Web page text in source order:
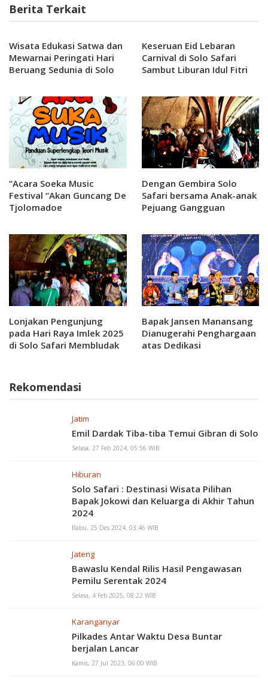
Berita Terkait
Wisata Edukasi Satwa dan
Mewarnai Peringati Hari
Beruang Sedunia di Solo
Keseruan Eid Lebaran
Carnival di Solo Safari
Sambut Liburan Idul Fitri
“Acara Soeka Music
Festival “Akan Guncang De
Tjolomadoe
Dengan Gembira Solo
Safari bersama Anak-anak
Pejuang Gangguan
Lonjakan Pengunjung
pada Hari Raya Imlek 2025
di Solo Safari Membludak
Bapak Jansen Manansang
Dianugerahi Penghargaan
atas Dedikasi
Rekomendasi
Jatim
Emil Dardak Tiba-tiba Temui Gibran di Solo
Selasa, 27 Feb 2024, 05:56 WIB
Hiburan
Solo Safari : Destinasi Wisata Pilihan
Bapak Jokowi dan Keluarga di Akhir Tahun
2024
Rabu, 25 Des 2024, 03:46 WIB
Jateng
Bawaslu Kendal Rilis Hasil Pengawasan
Pemilu Serentak 2024
Selasa, 4 Feb 2025, 08:22 WIB
Karanganyar
Pilkades Antar Waktu Desa Buntar
berjalan Lancar
Kamis, 27 Jul 2023, 06:00 WIB